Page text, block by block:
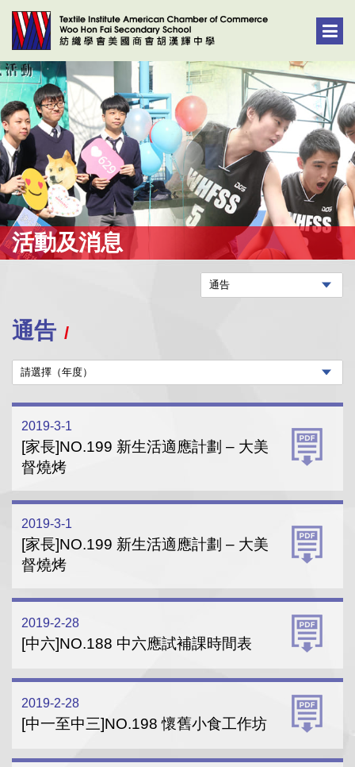
活動及消息
通告
2019-3-1
[家長]NO.199 新生活適應計劃 – 大美
督燒烤
2019-3-1
[家長]NO.199 新生活適應計劃 – 大美
督燒烤
2019-2-28
[中六]NO.188 中六應試補課時間表
2019-2-28
[中一至中三]NO.198 懷舊小食工作坊